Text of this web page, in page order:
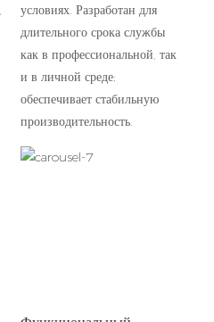
условиях. Разработан для
длительного срока службы
как в профессиональной, так
и в личной среде;
обеспечивает стабильную
производительность.